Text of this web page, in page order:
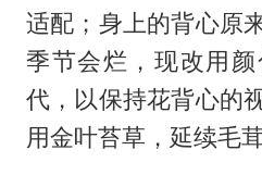
适配；身上的背心原
季节会烂，现改用
代，以保持花背心的
用金叶苔草，延续毛